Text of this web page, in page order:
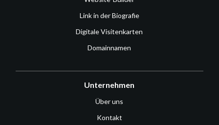
Link in der Biografie
Digitale Visitenkarten
Domainnamen
Unternehmen
Über uns
Kontakt